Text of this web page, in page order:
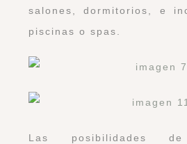
salones, dormitorios, e
piscinas o spas.
Las posibilidades